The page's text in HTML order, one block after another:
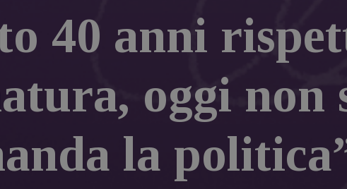
40 anni
oggi non
la